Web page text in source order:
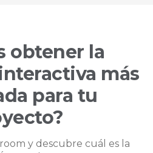
obtener la
más
para tu
y descubre cuál es la